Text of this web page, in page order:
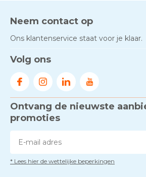
Neem contact op
Ons klantenservice staat voor je klaar.
Volg ons
Ontvang de nieuwste
promoties
* Lees hier de wettelijke beperkingen